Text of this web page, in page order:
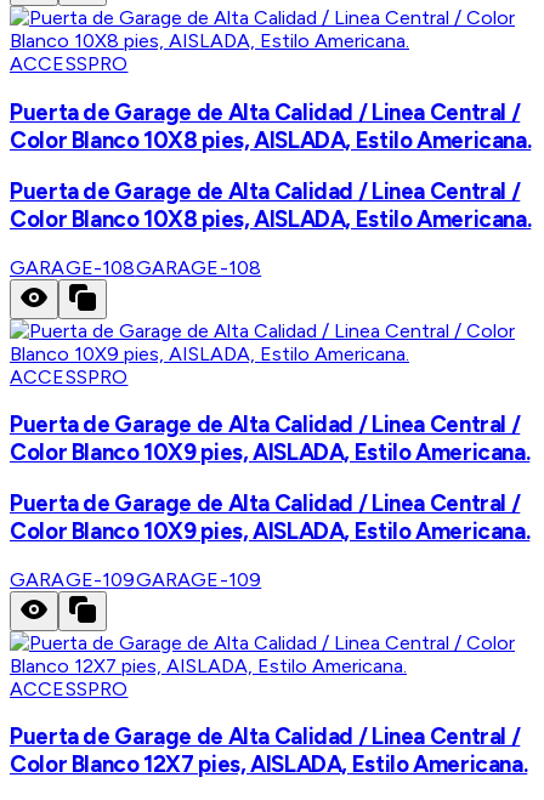
ACCESSPRO
Puerta de Garage de Alta Calidad / Linea Central /
Color Blanco 10X8 pies, AISLADA, Estilo Americana.
Puerta de Garage de Alta Calidad / Linea Central /
Color Blanco 10X8 pies, AISLADA, Estilo Americana.
GARAGE-108GARAGE-108
ACCESSPRO
Puerta de Garage de Alta Calidad / Linea Central /
Color Blanco 10X9 pies, AISLADA, Estilo Americana.
Puerta de Garage de Alta Calidad / Linea Central /
Color Blanco 10X9 pies, AISLADA, Estilo Americana.
GARAGE-109GARAGE-109
ACCESSPRO
Puerta de Garage de Alta Calidad / Linea Central /
Color Blanco 12X7 pies, AISLADA, Estilo Americana.